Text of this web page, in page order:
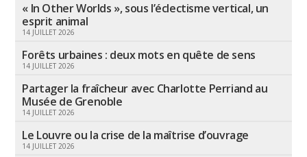
« In Other Worlds », sous l’éclectisme vertical, un
esprit animal
14 JUILLET 2026
Forêts urbaines : deux mots en quête de sens
14 JUILLET 2026
Partager la fraîcheur avec Charlotte Perriand au
Musée de Grenoble
14 JUILLET 2026
Le Louvre ou la crise de la maîtrise d’ouvrage
14 JUILLET 2026